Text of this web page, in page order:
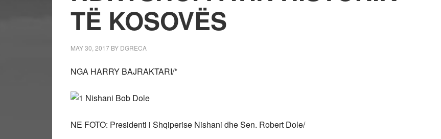
TË KOSOVËS
MAY 30, 2017 BY DGRECA
NGA HARRY BAJRAKTARI/*
NE FOTO: Presidenti i Shqiperise Nishani dhe Sen. Robert Dole/